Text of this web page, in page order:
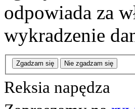
odpowiada za
wykradzenie
Zgadzam się Nie zgadzam się
Reksia napędza